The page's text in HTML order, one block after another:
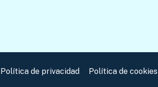
Política de privacidad Política de cookies